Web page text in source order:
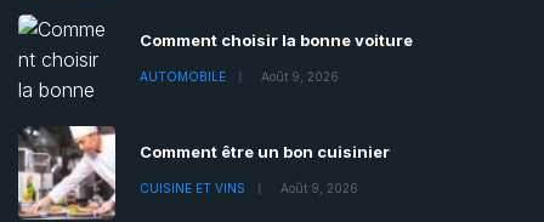
Comment choisir la bonne voiture
AUTOMOBILE Août 9, 2026
Comment être un bon cuisinier
CUISINE ET VINS Août 9, 2026